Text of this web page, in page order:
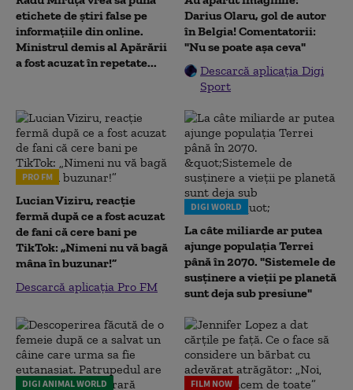
etichete de știri false pe
informațiile din online.
Ministrul demis al Apărării
a fost acuzat în repetate...
Darius Olaru, gol de autor
în Belgia! Comentatorii:
"Nu se poate așa ceva"
Descarcă aplicația Digi
Sport
PRO FM
Lucian Viziru, reacție
fermă după ce a fost acuzat
de fani că cere bani pe
TikTok: „Nimeni nu vă bagă
mâna în buzunar!”
Descarcă aplicația Pro FM
DIGI WORLD
La câte miliarde ar putea
ajunge populația Terrei
până în 2070. "Sistemele de
susținere a vieții pe planetă
sunt deja sub presiune"
DIGI ANIMAL WORLD FILM NOW